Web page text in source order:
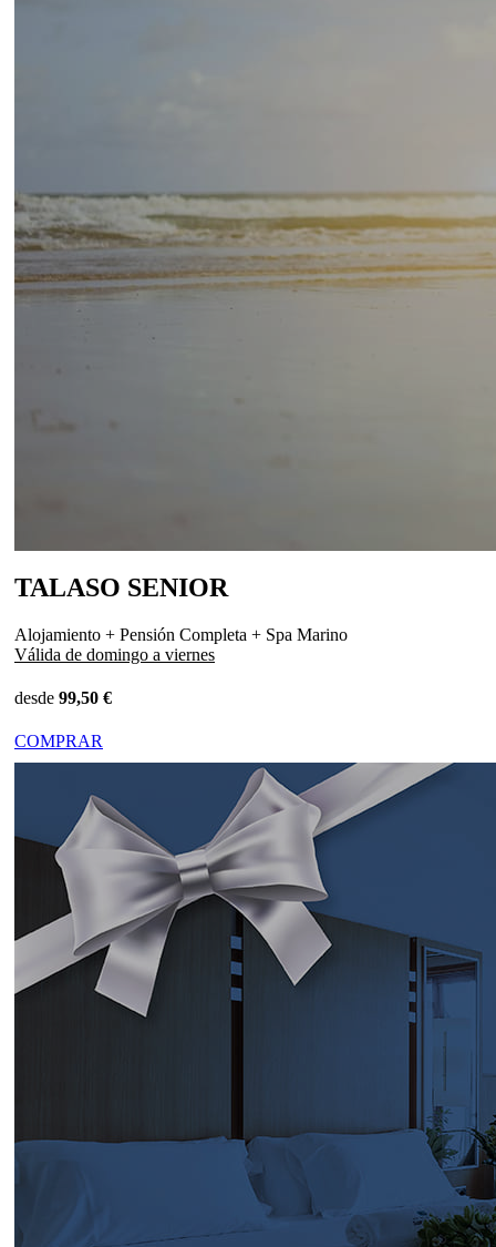
TALASO SENIOR
Alojamiento + Pensión Completa + Spa Marino
Válida de domingo a viernes
desde 99,50 €
COMPRAR